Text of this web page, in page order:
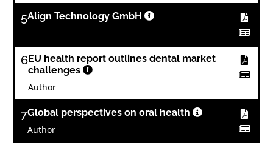
5Align Technology GmbH
6EU health report outlines dental market
challenges
Author
7Global perspectives on oral health
Author